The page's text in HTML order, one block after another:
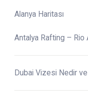
Alanya Haritası
Antalya Rafting – Rio
Dubai Vizesi Nedir